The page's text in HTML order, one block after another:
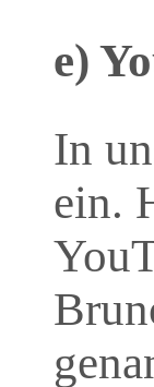
e)
In
ein.